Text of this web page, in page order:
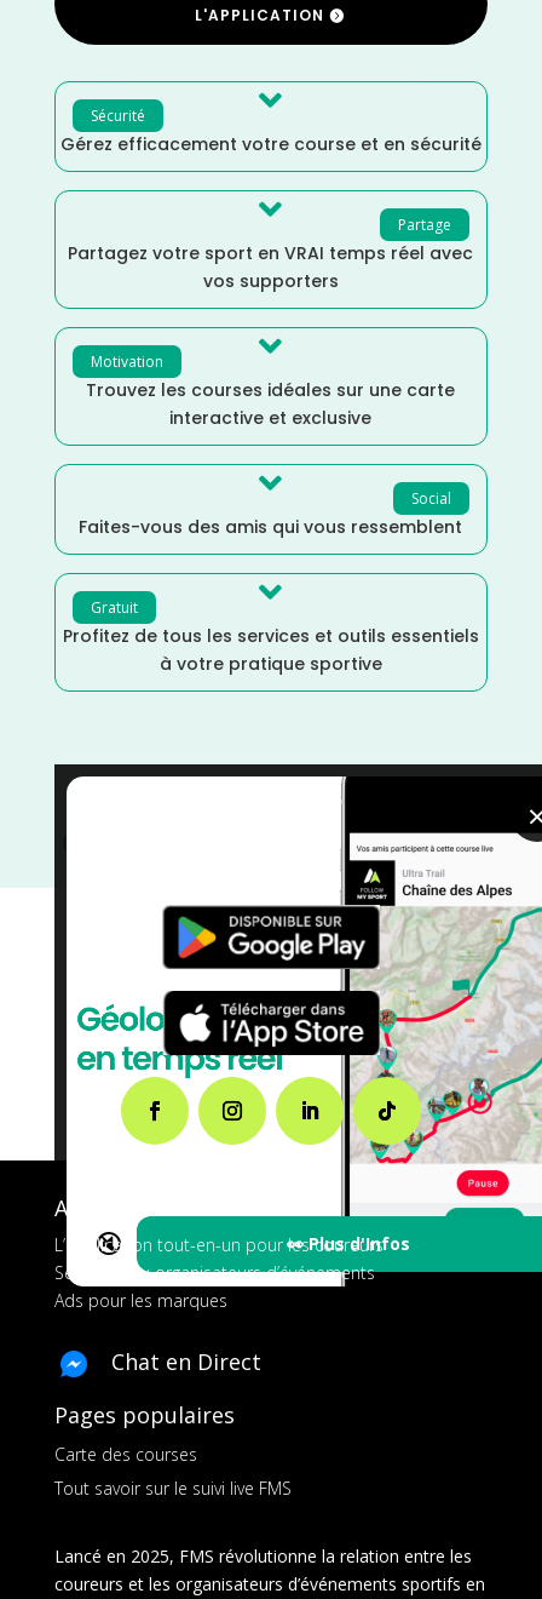
L'APPLICATION
Sécurité 
Gérez efficacement votre course et en sécurité
Partage

Partagez votre sport en VRAI temps réel avec
vos supporters
Motivation 
Trouvez les courses idéales sur une carte
interactive et exclusive
Social

Faites-vous des amis qui vous ressemblent
Gratuit 
Profitez de tous les services et outils essentiels
à votre pratique sportive
🔇 👀 Plus d'Infos
Distance Semi
/Distance 100k/
Bouches du Rhône
A propos de FMS
L’application tout-en-un pour les coureurs
Services aux organisateurs d’événements
Ads pour les marques
Chat en Direct
Pages populaires
Carte des courses
Tout savoir sur le suivi live FMS
Lancé en 2025, FMS révolutionne la relation entre les
coureurs et les organisateurs d’événements sportifs en